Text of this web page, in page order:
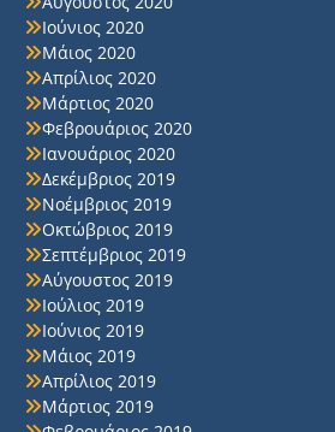
Ιούνιος 2020
Μάιος 2020
Απρίλιος 2020
Μάρτιος 2020
Φεβρουάριος 2020
Ιανουάριος 2020
Δεκέμβριος 2019
Νοέμβριος 2019
Οκτώβριος 2019
Σεπτέμβριος 2019
Αύγουστος 2019
Ιούλιος 2019
Ιούνιος 2019
Μάιος 2019
Απρίλιος 2019
Μάρτιος 2019